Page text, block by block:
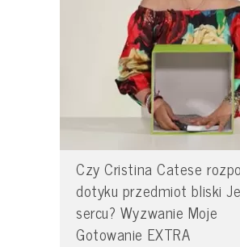
Czy Cristina Catese
dotyku przedmiot bliski
sercu? Wyzwanie Moje
Gotowanie EXTRA